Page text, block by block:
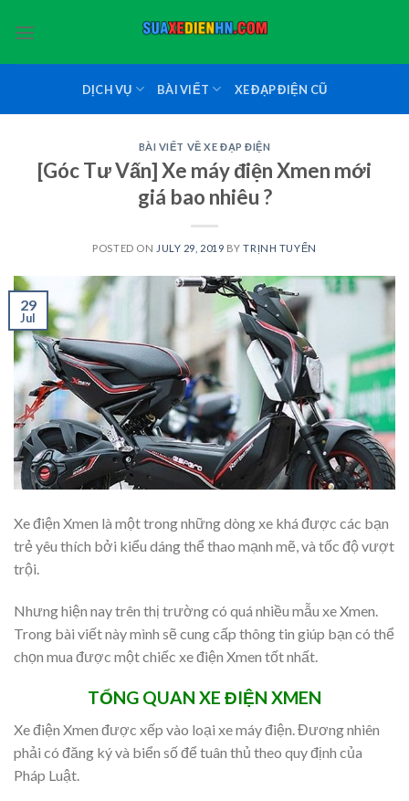
DỊCH VỤ BÀI VIẾT XE ĐẠP ĐIỆN CŨ
BÀI VIẾT VỀ XE ĐẠP ĐIỆN
[Góc Tư Vấn] Xe máy điện Xmen mới
giá bao nhiêu ?
POSTED ON JULY 29, 2019 BYTRỊNH TUYỂN
29
Jul
Xe điện Xmen là một trong những dòng xe khá được các bạn
trẻ yêu thích bởi kiểu dáng thể thao mạnh mẽ, và tốc độ vượt
trội.
Nhưng hiện nay trên thị trường có quá nhiều mẫu xe Xmen.
Trong bài viết này mình sẽ cung cấp thông tin giúp bạn có thể
chọn mua được một chiếc xe điện Xmen tốt nhất.
TỔNG QUAN XE ĐIỆN XMEN
Xe điện Xmen được xếp vào loại xe máy điện. Đương nhiên
phải có đăng ký và biển số để tuân thủ theo quy định của
Pháp Luật.